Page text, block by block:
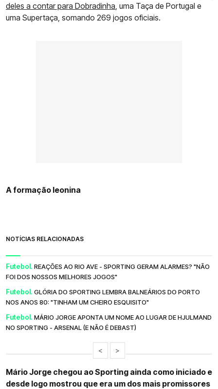
deles a contar para Dobradinha , uma Taça de Portugal e
uma Supertaça, somando 269 jogos oficiais.
A formação leonina
NOTÍCIAS RELACIONADAS
Futebol. REAÇÕES AO RIO AVE - SPORTING GERAM ALARMES? "NÃO
FOI DOS NOSSOS MELHORES JOGOS"
Futebol. GLÓRIA DO SPORTING LEMBRA BALNEÁRIOS DO PORTO
NOS ANOS 80: "TINHAM UM CHEIRO ESQUISITO"
Futebol. MÁRIO JORGE APONTA UM NOME AO LUGAR DE HJULMAND
NO SPORTING - ARSENAL (E NÃO É DEBAST)
< >
Mário Jorge chegou ao Sporting ainda como iniciado e
desde logo mostrou que era um dos mais promissores